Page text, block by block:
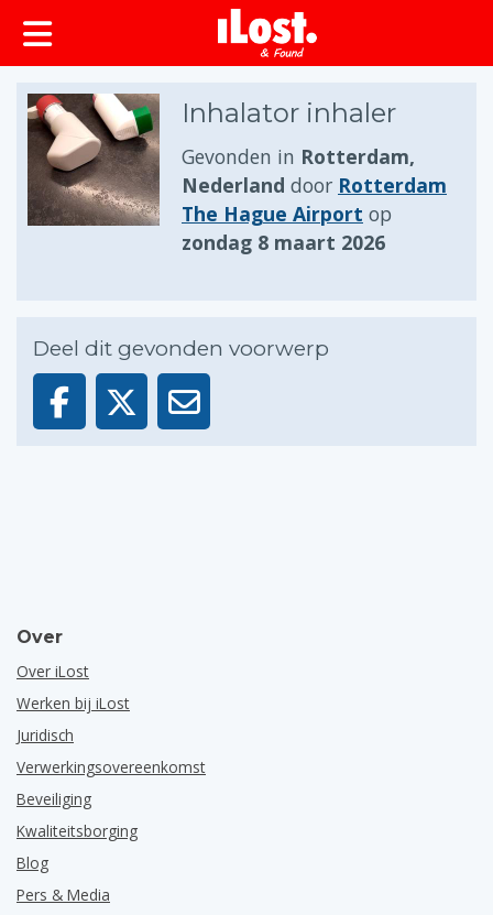
Inhalator inhaler
Gevonden in Rotterdam,
Nederland door Rotterdam
The Hague Airport op
zondag 8 maart 2026
Deel dit gevonden voorwerp
Over
Over iLost
Werken bij iLost
Juridisch
Verwerkingsovereenkomst
Beveiliging
Kwaliteitsborging
Blog
Pers & Media